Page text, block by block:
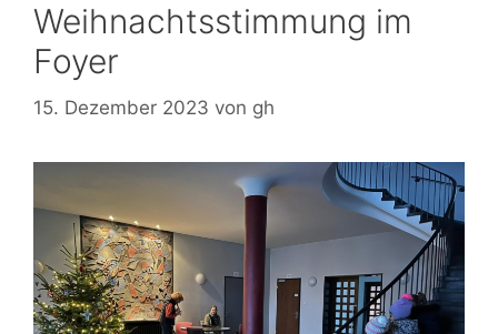
Weihnachtsstimmung im
Foyer
15. Dezember 2023 von gh